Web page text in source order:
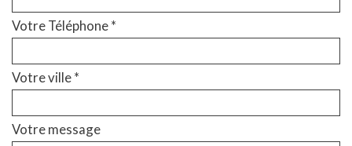
Votre Téléphone *
Votre ville *
Votre message